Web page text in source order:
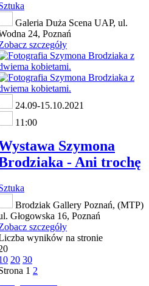
Galeria Duża Scena UAP, ul.
24, Poznań
szczegóły
24.09-15.10.2021
11:00
Szymona
- Ani trochę
Brodziak Gallery Poznań, (MTP)
Głogowska 16, Poznań
szczegóły
wyników na stronie
20 30
1 2